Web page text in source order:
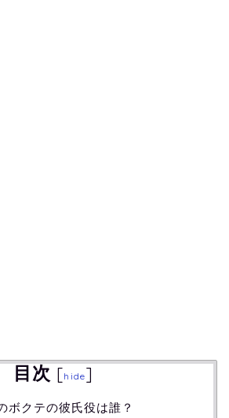
目次 [hide]
ボクテの彼氏役は誰？